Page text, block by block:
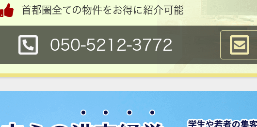
首都圏全ての物件をお得に紹介可能
050-5212-3772